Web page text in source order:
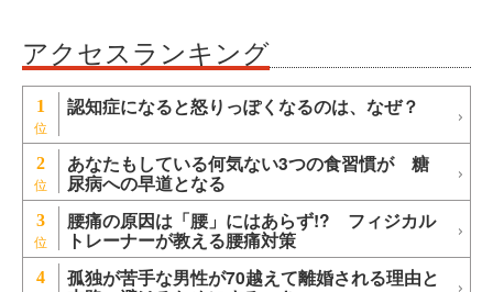
アクセスランキング
1 認知症になると怒りっぽくなるのは、なぜ？
2 あなたもしている何気ない3つの食習慣が 糖
尿病への早道となる
3 腰痛の原因は「腰」にはあらず!? フィジカル
トレーナーが教える腰痛対策
4 孤独が苦手な男性が70越えて離婚される理由と